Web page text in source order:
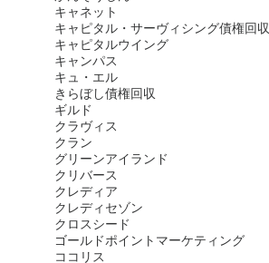
キャネット
キャピタル・サーヴィシング債権回収
キャピタルウイング
キャンパス
キュ・エル
きらぼし債権回収
ギルド
クラヴィス
クラン
グリーンアイランド
クリバース
クレディア
クレディセゾン
クロスシード
ゴールドポイントマーケティング
ココリス